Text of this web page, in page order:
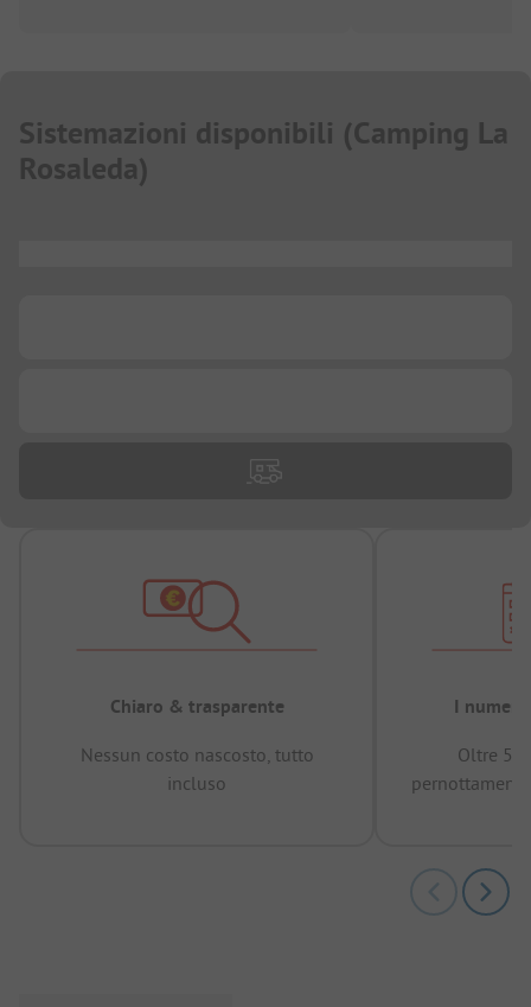
Sistemazioni disponibili (Camping La
Rosaleda)
Chiaro & trasparente
Nessun costo nascosto, tutto
incluso
I numeri
Oltre